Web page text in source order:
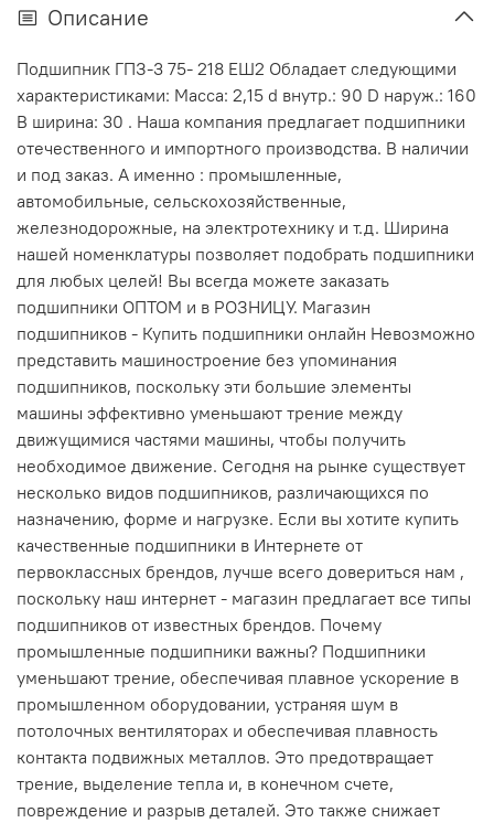
Описание
Подшипник ГПЗ-3 75- 218 ЕШ2 Обладает следующими
характеристиками: Масса: 2,15 d внутр.: 90 D наруж.: 160
В ширина: 30 . Наша компания предлагает подшипники
отечественного и импортного производства. В наличии
и под заказ. А именно : промышленные,
автомобильные, сельскохозяйственные,
железнодорожные, на электротехнику и т.д. Ширина
нашей номенклатуры позволяет подобрать подшипники
для любых целей! Вы всегда можете заказать
подшипники ОПТОМ и в РОЗНИЦУ. Магазин
подшипников - Купить подшипники онлайн Невозможно
представить машиностроение без упоминания
подшипников, поскольку эти большие элементы
машины эффективно уменьшают трение между
движущимися частями машины, чтобы получить
необходимое движение. Сегодня на рынке существует
несколько видов подшипников, различающихся по
назначению, форме и нагрузке. Если вы хотите купить
качественные подшипники в Интернете от
первоклассных брендов, лучше всего довериться нам ,
поскольку наш интернет - магазин предлагает все типы
подшипников от известных брендов. Почему
промышленные подшипники важны? Подшипники
уменьшают трение, обеспечивая плавное ускорение в
промышленном оборудовании, устраняя шум в
потолочных вентиляторах и обеспечивая плавность
контакта подвижных металлов. Это предотвращает
трение, выделение тепла и, в конечном счете,
повреждение и разрыв деталей. Это также снижает